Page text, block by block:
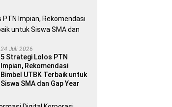
24 Juli 2026
5 Strategi Lolos PTN
Impian, Rekomendasi
Bimbel UTBK Terbaik untuk
Siswa SMA dan Gap Year